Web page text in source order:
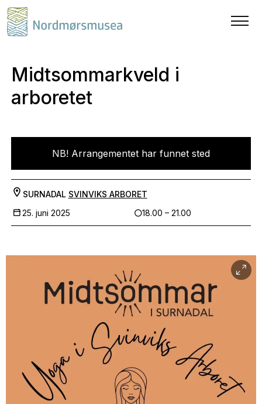
Midtsommarkveld i
arboretet
NB! Arrangementet har funnet sted
SURNADAL SVINVIKS ARBORET
25. juni 2025
18.00 – 21.00